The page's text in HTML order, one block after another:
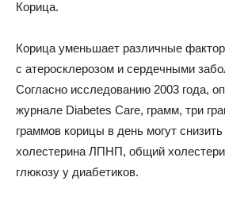
Корица.
Корица уменьшает различные
с атеросклерозом и сердечными
Согласно исследованию 2003 года,
журнале Diabetes Care, грамм, три
граммов корицы в день могут
холестерина ЛПНП, общий
глюкозу у диабетиков.